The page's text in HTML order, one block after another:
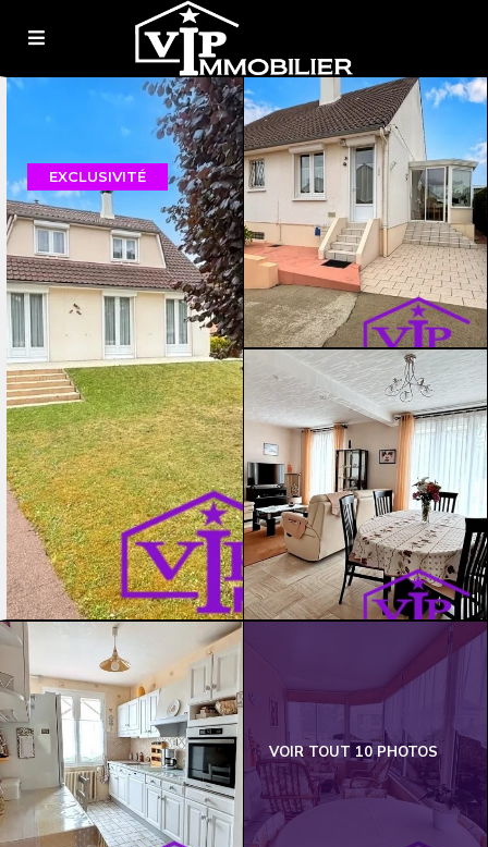
EXCLUSIVITÉ
VOIR TOUT 10 PHOTOS